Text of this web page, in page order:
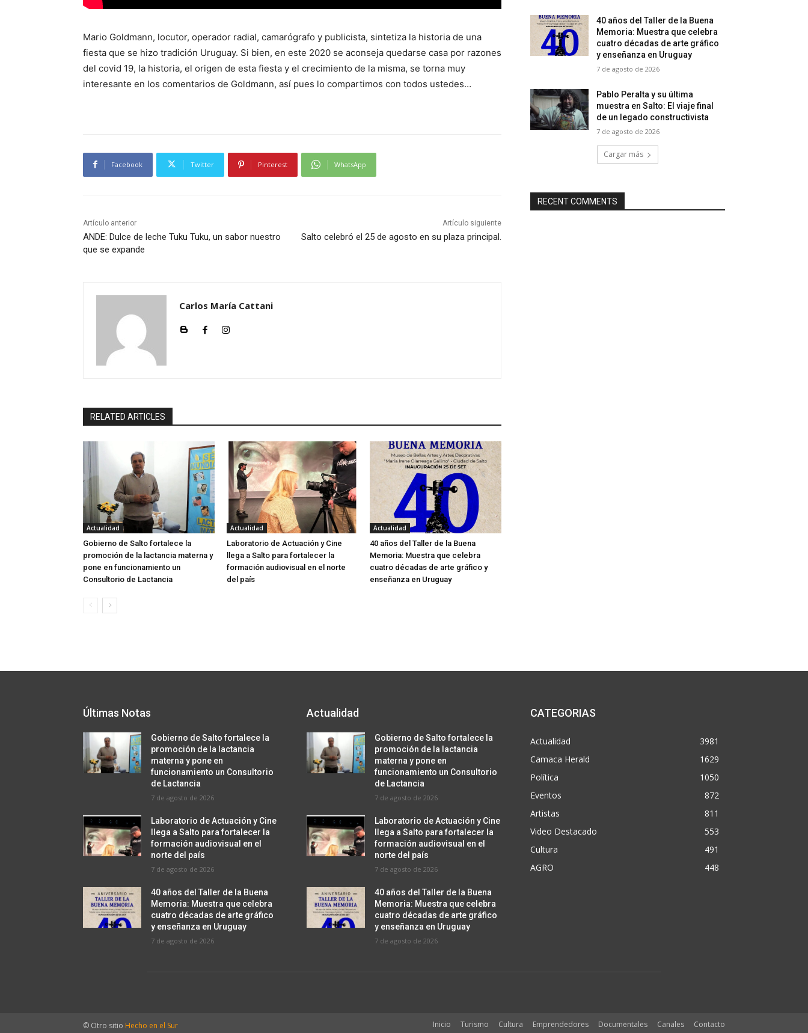
Mario Goldmann, locutor, operador radial, camarógrafo y publicista, sintetiza la historia de una
fiesta que se hizo tradición Uruguay. Si bien, en este 2020 se aconseja quedarse casa por razones
del covid 19, la historia, el origen de esta fiesta y el crecimiento de la misma, se torna muy
interesante en los comentarios de Goldmann, así pues lo compartimos con todos ustedes…
Facebook Twitter Pinterest WhatsApp
Artículo anterior
ANDE: Dulce de leche Tuku Tuku, un sabor nuestro
que se expande
Artículo siguiente
Salto celebró el 25 de agosto en su plaza principal.
Carlos María Cattani
RELATED ARTICLES
Actualidad
Gobierno de Salto fortalece la
promoción de la lactancia materna y
pone en funcionamiento un
Consultorio de Lactancia
Actualidad
Laboratorio de Actuación y Cine
llega a Salto para fortalecer la
formación audiovisual en el norte
del país
Actualidad
40 años del Taller de la Buena
Memoria: Muestra que celebra
cuatro décadas de arte gráfico y
enseñanza en Uruguay
40 años del Taller de la Buena
Memoria: Muestra que celebra
cuatro décadas de arte gráfico
y enseñanza en Uruguay
7 de agosto de 2026
Pablo Peralta y su última
muestra en Salto: El viaje final
de un legado constructivista
7 de agosto de 2026
Cargar más
RECENT COMMENTS
Últimas Notas
Gobierno de Salto fortalece la
promoción de la lactancia
materna y pone en
funcionamiento un Consultorio
de Lactancia
7 de agosto de 2026
Laboratorio de Actuación y Cine
llega a Salto para fortalecer la
formación audiovisual en el
norte del país
7 de agosto de 2026
40 años del Taller de la Buena
Memoria: Muestra que celebra
cuatro décadas de arte gráfico
y enseñanza en Uruguay
7 de agosto de 2026
Actualidad
Gobierno de Salto fortalece la
promoción de la lactancia
materna y pone en
funcionamiento un Consultorio
de Lactancia
7 de agosto de 2026
Laboratorio de Actuación y Cine
llega a Salto para fortalecer la
formación audiovisual en el
norte del país
7 de agosto de 2026
40 años del Taller de la Buena
Memoria: Muestra que celebra
cuatro décadas de arte gráfico
y enseñanza en Uruguay
7 de agosto de 2026
CATEGORIAS
Actualidad
3981
Camaca Herald
1629
Política
1050
Eventos
872
Artistas
811
Video Destacado
553
Cultura
491
AGRO
448
© Otro sitio Hecho en el Sur Inicio Turismo Cultura Emprendedores Documentales Canales Contacto